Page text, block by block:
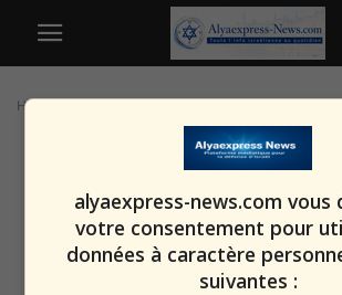
Home
alyaexpress-news.com vous
votre consentement pour
données à caractère
suivantes :